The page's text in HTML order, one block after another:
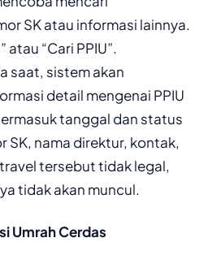
SK atau informasi lainnya.
atau “Cari PPIU”.
saat, sistem akan
detail mengenai PPIU
tanggal dan status
SK, nama direktur, kontak,
tersebut tidak legal,
tidak akan muncul.
Umrah Cerdas